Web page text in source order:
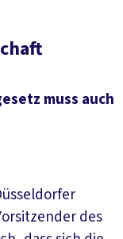
muss auch
des